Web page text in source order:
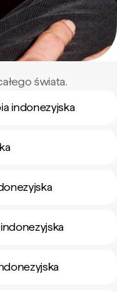
świata.
indonezyjska